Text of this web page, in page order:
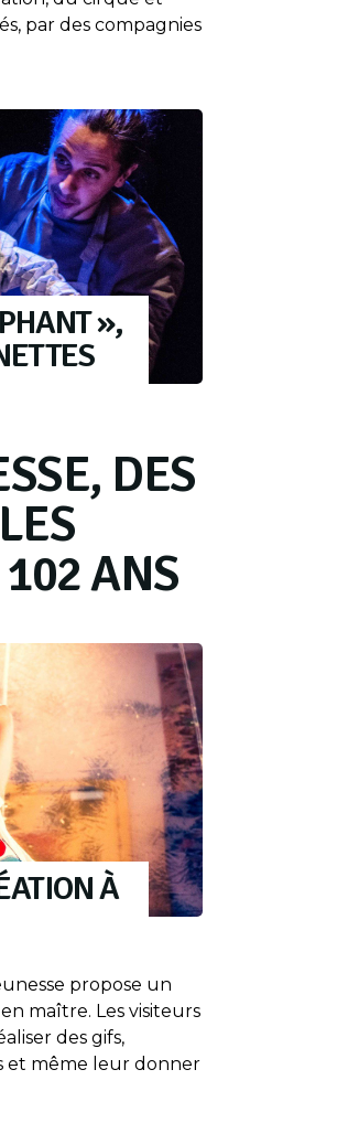
par des compagnies
»,
DES
ANS
À
propose un
maître. Les visiteurs
des gifs,
et même leur donner